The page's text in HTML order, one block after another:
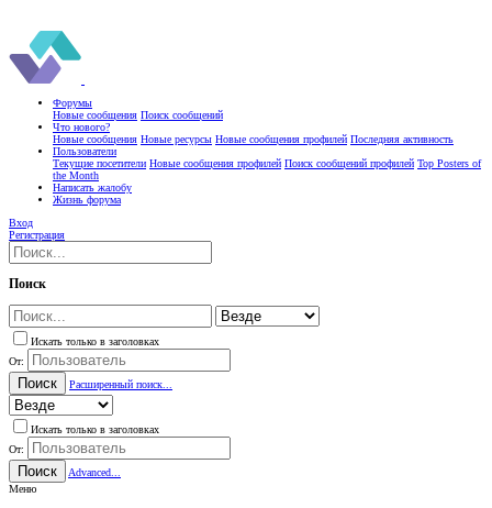
Форумы
Новые сообщения Поиск сообщений
Что нового?
Новые сообщения Новые ресурсы Новые сообщения профилей Последняя активность
Пользователи
Текущие посетители Новые сообщения профилей Поиск сообщений профилей Top Posters of
the Month
Написать жалобу
Жизнь форума
Вход
Регистрация
Поиск
Искать только в заголовках
От:
Поиск Расширенный поиск...
Искать только в заголовках
От:
Поиск
Advanced...
Меню